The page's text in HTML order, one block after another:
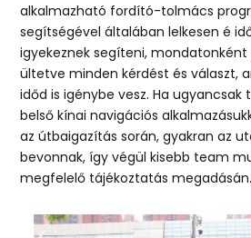
alkalmazható fordító-tolmács
segítségével általában lelkesen é
igyekeznek segíteni,
ültetve minden kérdést és választ,
időd is igénybe vesz. Ha
belső kínai navigációs
az útbaigazítás során, gyakran az
bevonnak, így végül kisebb team
megfelelő tájékoztatás megadásán.